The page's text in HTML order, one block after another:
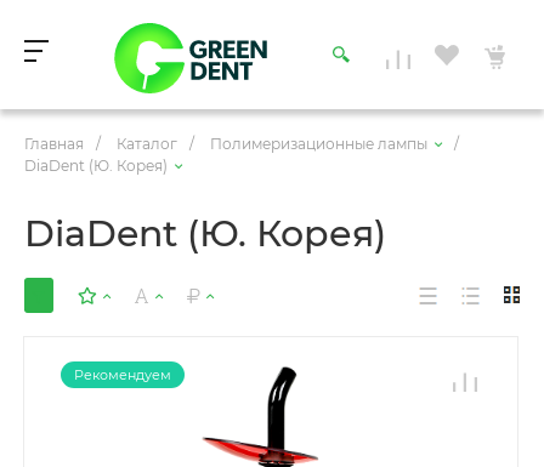
Главная / Каталог / Полимеризационные лампы
/
DiaDent (Ю. Корея)
DiaDent (Ю. Корея)
Рекомендуем